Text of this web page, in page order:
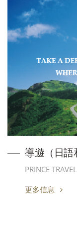
導遊（日語
PRINCE
更多信息